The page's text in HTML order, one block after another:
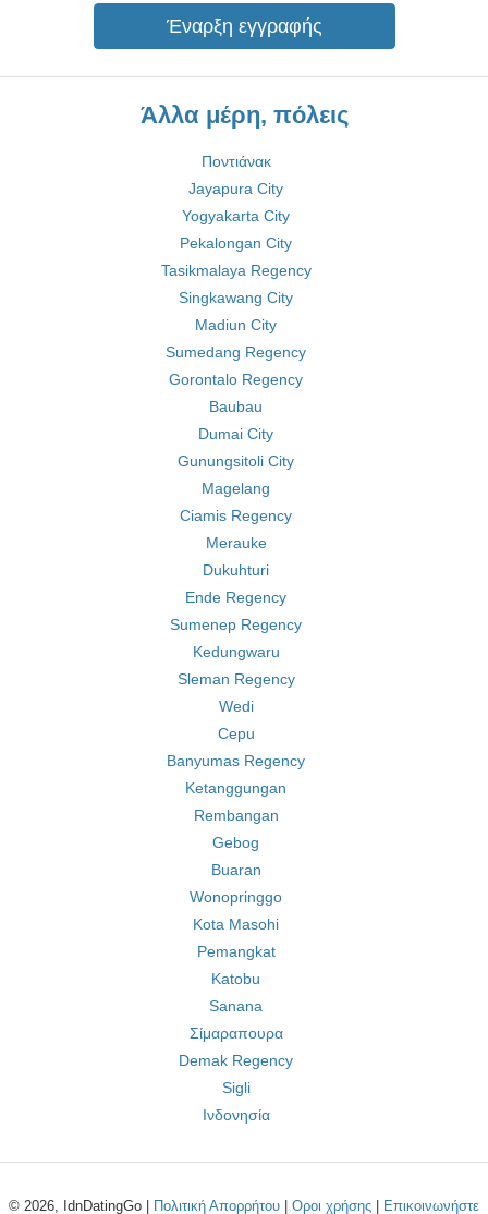
Έναρξη εγγραφής
Άλλα μέρη, πόλεις
Ποντιάνακ
Jayapura City
Yogyakarta City
Pekalongan City
Tasikmalaya Regency
Singkawang City
Madiun City
Sumedang Regency
Gorontalo Regency
Baubau
Dumai City
Gunungsitoli City
Magelang
Ciamis Regency
Merauke
Dukuhturi
Ende Regency
Sumenep Regency
Kedungwaru
Sleman Regency
Wedi
Cepu
Banyumas Regency
Ketanggungan
Rembangan
Gebog
Buaran
Wonopringgo
Kota Masohi
Pemangkat
Katobu
Sanana
Σίμαραπουρα
Demak Regency
Sigli
Ινδονησία
© 2026, IdnDatingGo | Πολιτική Απορρήτου Οροι χρήσης Επικοινωνήστε